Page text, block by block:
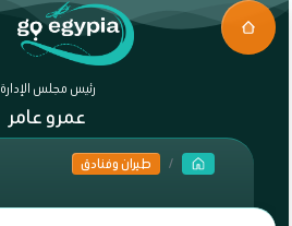
رئيس مجلس الإدارة
عمرو عامر
طيران وفنادق